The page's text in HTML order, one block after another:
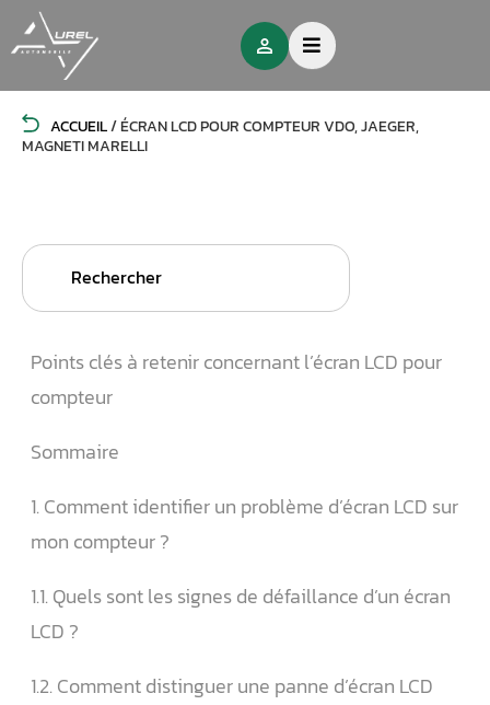
ACCUEIL/ÉCRAN LCD POUR COMPTEUR VDO, JAEGER,
MAGNETI MARELLI
Search
Points clés à retenir concernant l’écran LCD pour
compteur
Sommaire
1. Comment identifier un problème d’écran LCD sur
mon compteur ?
1.1. Quels sont les signes de défaillance d’un écran
LCD ?
1.2. Comment distinguer une panne d’écran LCD